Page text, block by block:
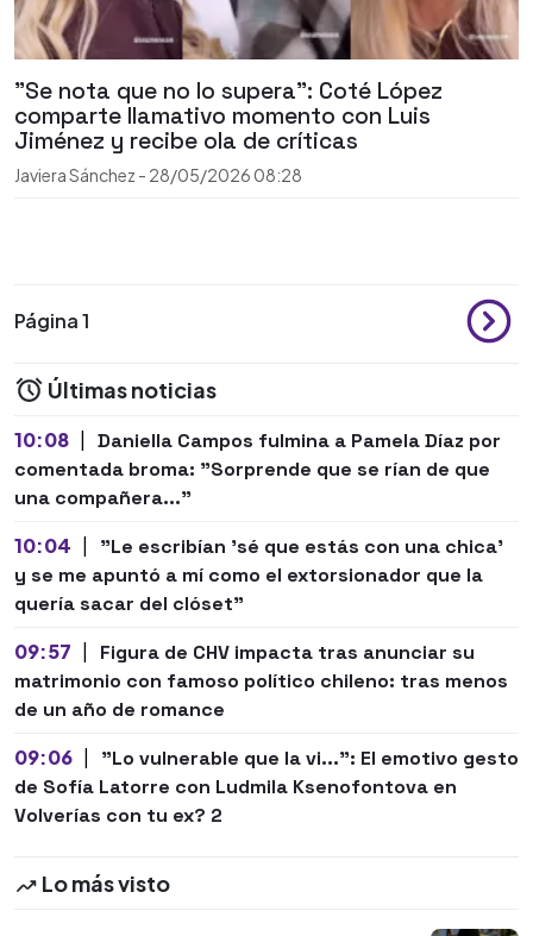
"Se nota que no lo supera": Coté López
comparte llamativo momento con Luis
Jiménez y recibe ola de críticas
Javiera Sánchez - 28/05/2026 08:28
Página 1
Últimas noticias
10:08
Daniella Campos fulmina a Pamela Díaz por
comentada broma: "Sorprende que se rían de que
una compañera..."
10:04
"Le escribían 'sé que estás con una chica'
y se me apuntó a mí como el extorsionador que la
quería sacar del clóset"
09:57
Figura de CHV impacta tras anunciar su
matrimonio con famoso político chileno: tras menos
de un año de romance
09:06
"Lo vulnerable que la vi...": El emotivo gesto
de Sofía Latorre con Ludmila Ksenofontova en
Volverías con tu ex? 2
Lo más visto